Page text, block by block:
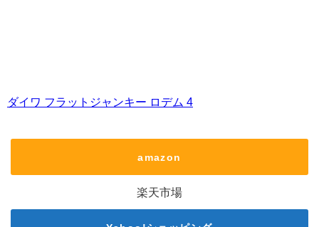
ダイワ フラットジャンキー ロデム 4
amazon
楽天市場